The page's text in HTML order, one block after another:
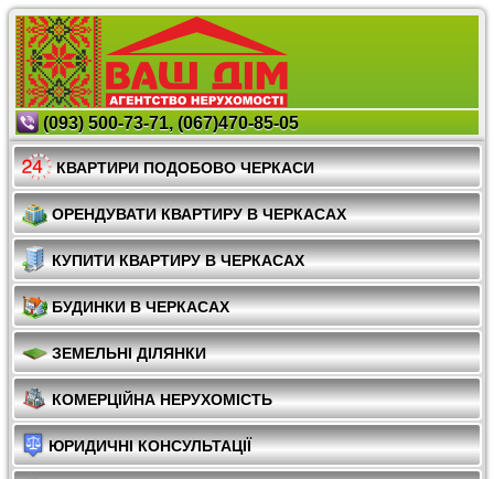
(093) 500-73-71, (067)470-85-05
КВАРТИРИ ПОДОБОВО ЧЕРКАСИ
ОРЕНДУВАТИ КВАРТИРУ В ЧЕРКАСАХ
КУПИТИ КВАРТИРУ В ЧЕРКАСАХ
БУДИНКИ В ЧЕРКАСАХ
ЗЕМЕЛЬНІ ДІЛЯНКИ
КОМЕРЦІЙНА НЕРУХОМІСТЬ
ЮРИДИЧНІ КОНСУЛЬТАЦІЇ